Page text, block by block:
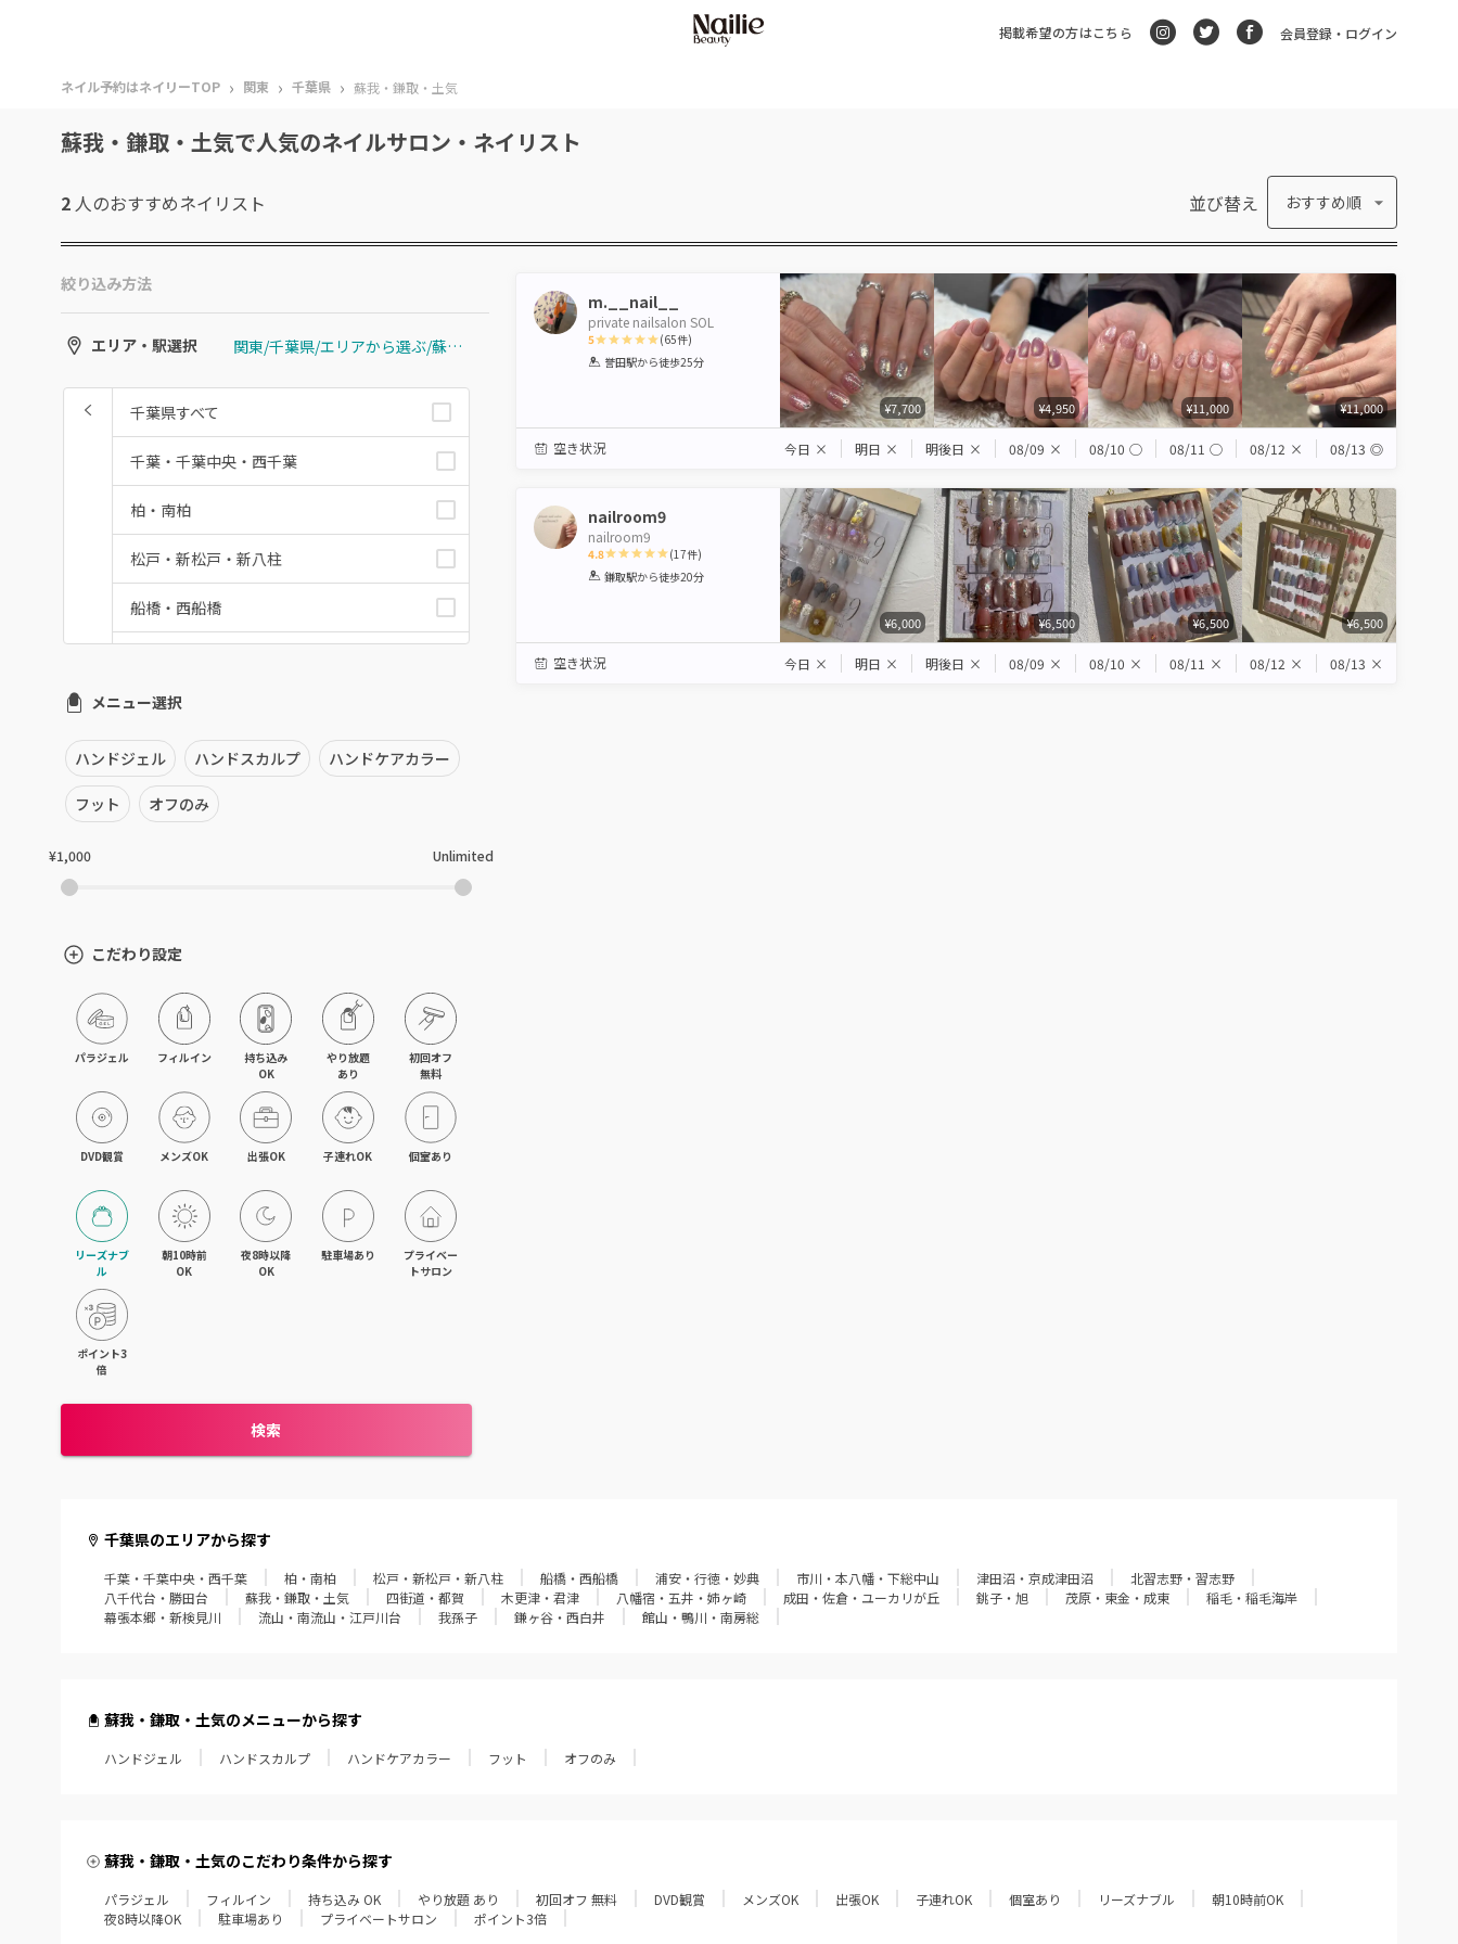
掲載希望の方はこちら 会員登録・ログイン
ネイル予約はネイリーTOP › 関東 › 千葉県 › 蘇我・鎌取・土気
蘇我・鎌取・土気で人気のネイルサロン・ネイリスト
2 人のおすすめネイリスト 並び替え おすすめ順
絞り込み方法
エリア・駅選択 関東/千葉県/エリアから選ぶ/蘇我・鎌取・土気
千葉県すべて
千葉・千葉中央・西千葉
柏・南柏
松戸・新松戸・新八柱
船橋・西船橋
市川・本八幡・下総中山
津田沼・京成津田沼
北習志野・習志野
四街道・都賀
木更津・君津
八幡宿・五井・姉ヶ崎
成田・佐倉・ユーカリが丘
銚子・旭
茂原・東金・成東
稲毛・稲毛海岸
メニュー選択
ハンドジェル ハンドスカルプ ハンドケアカラー
フット オフのみ
¥1,000 Unlimited
こだわり設定
パラジェル フィルイン
持ち込み
OK
やり放題
あり
初回オフ
無料
DVD観賞 メンズOK 出張OK 子連れOK 個室あり
リーズナブ
ル
朝10時前
OK
夜8時以降
OK
駐車場あり
プライベー
トサロン
ポイント3
倍
検索
m.__nail__
private nailsalon SOL
5
1 2 3 4 5
(65件)
誉田駅から徒歩25分
¥7,700 ¥4,950 ¥11,000 ¥11,000
空き状況 今日 × 明日 × 明後日 × 08/09 × 08/10 ◯ 08/11 ◯ 08/12 × 08/13 ◎
nailroom9
nailroom9
4.8
1 2 3 4 5
(17件)
鎌取駅から徒歩20分
¥6,000 ¥6,500 ¥6,500 ¥6,500
空き状況 今日 × 明日 × 明後日 × 08/09 × 08/10 × 08/11 × 08/12 × 08/13 ×
千葉県のエリアから探す
千葉・千葉中央・西千葉 柏・南柏 松戸・新松戸・新八柱 船橋・西船橋 浦安・行徳・妙典 市川・本八幡・下総中山 津田沼・京成津田沼
北習志野・習志野
八千代台・勝田台
蘇我・鎌取・土気 四街道・都賀 木更津・君津 八幡宿・五井・姉ヶ崎 成田・佐倉・ユーカリが丘 銚子・旭 茂原・東金・成東
稲毛・稲毛海岸
幕張本郷・新検見川
流山・南流山・江戸川台 我孫子 鎌ヶ谷・西白井 館山・鴨川・南房総
蘇我・鎌取・土気のメニューから探す
ハンドジェル ハンドスカルプ ハンドケアカラー フット オフのみ
蘇我・鎌取・土気のこだわり条件から探す
パラジェル フィルイン 持ち込み OK やり放題 あり 初回オフ 無料 DVD観賞 メンズOK 出張OK 子連れOK 個室あり リーズナブル
朝10時前OK
夜8時以降OK
駐車場あり プライベートサロン ポイント3倍